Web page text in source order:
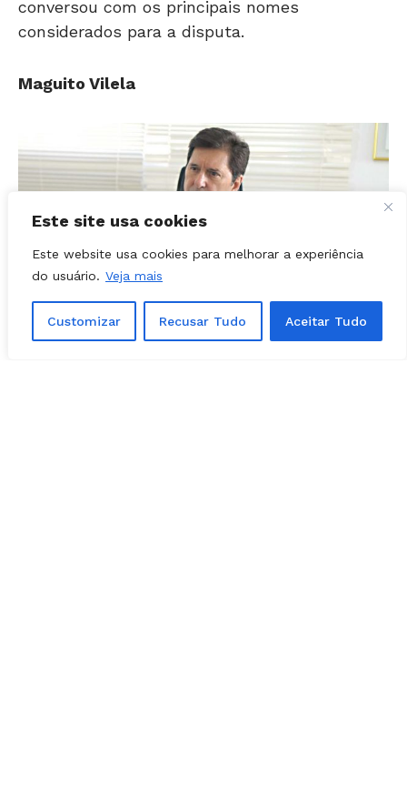
Este site usa cookies
Este website usa cookies para melhorar a experiência
do usuário. Veja mais
Customizar Recusar Tudo Aceitar Tudo
Ex-governador de Goiás e ex-prefeito de Aparecida de